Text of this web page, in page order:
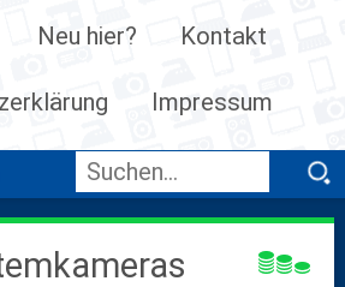
Neu hier? Kontakt
Impressum